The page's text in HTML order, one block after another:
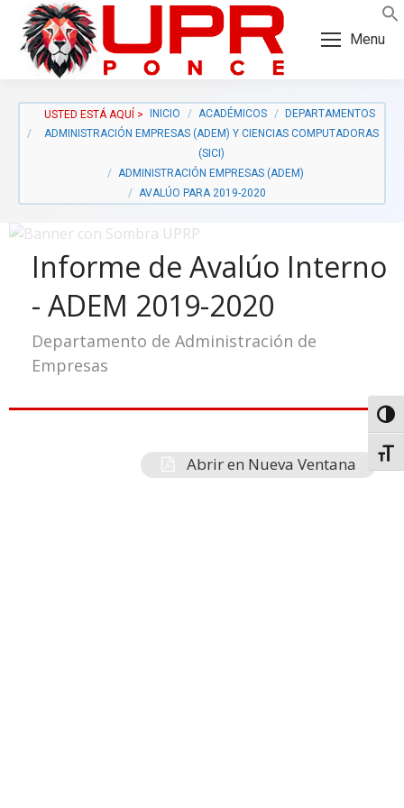
Skip
Content
Skip
navigation
Menu
INICIO ACADÉMICOS
DEPARTAMENTOS
ADMINISTRACIÓN EMPRESAS (ADEM) Y CIENCIAS COMPUTADORAS
(SICI)
ADMINISTRACIÓN EMPRESAS (ADEM)
AVALÚO PARA 2019-2020
Informe de Avalúo Interno
- ADEM 2019-2020
Departamento de Administración de
Empresas
Abrir en Nueva Ventana